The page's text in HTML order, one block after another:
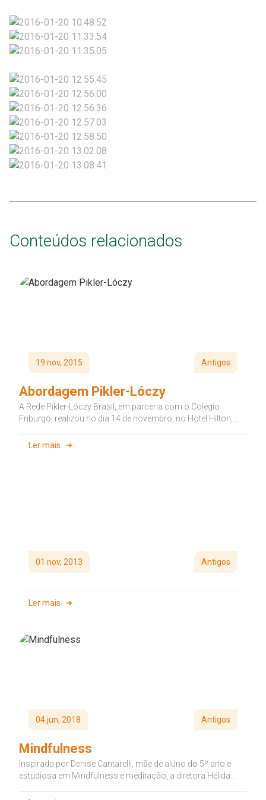
Conteúdos relacionados
19 nov, 2015 Antigos
Abordagem Pikler-Lóczy
A Rede Pikler-Lóczy Brasil, em parceria com o Colégio
Friburgo, realizou no dia 14 de novembro, no Hotel Hilton,
Ler mais
01 nov, 2013 Antigos
Ler mais
04 jun, 2018 Antigos
Mindfulness
Inspirada por Denise Cantarelli, mãe de aluno do 5º ano e
estudiosa em Mindfulness e meditação, a diretora Hélida